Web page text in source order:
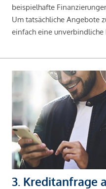
beispielhafte
Um tatsächliche Angebote
einfach eine unverbindliche
3. Kreditanfrage